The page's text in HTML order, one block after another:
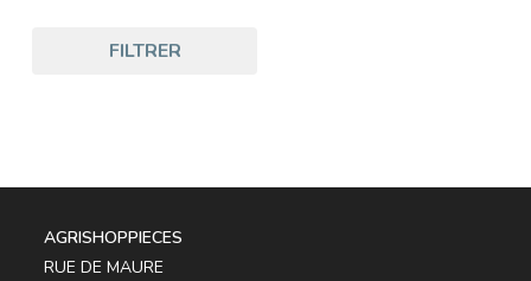
FILTRER
AGRISHOPPIECES
RUE DE MAURE